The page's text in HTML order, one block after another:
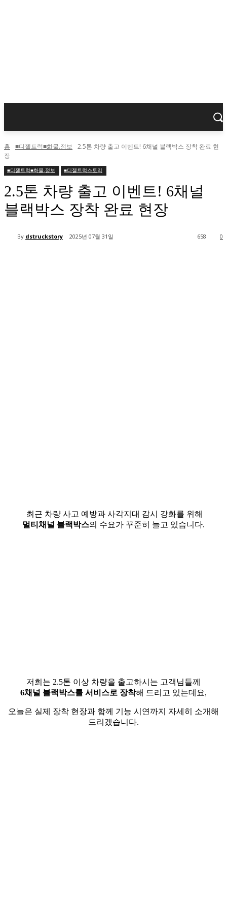
홈 ■디젤트럭■화물.정보
2.5톤 차량 출고 이벤트! 6채널 블랙박스 장착 완료 현
장
■디젤트럭■화물.정보 ■디젤트럭스토리
2.5톤 차량 출고 이벤트! 6채널
블랙박스 장착 완료 현장
By dstruckstory 2025년 07월 31일 0
658
최근 차량 사고 예방과 사각지대 감시 강화를 위해
멀티채널 블랙박스의 수요가 꾸준히 늘고 있습니다.
저희 는 2.5톤 이상 차량을 출고하시는 고객님들께
6채널 블랙박스를 서비스로 장착해 드리고 있는데요,
오늘은 실제 장착 현장과 함께 기능 시연까지 자세히 소개해
드리겠습니다.